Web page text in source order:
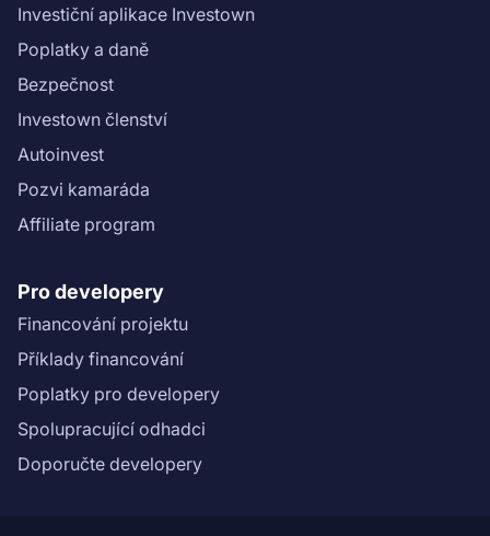
Investiční aplikace Investown
Poplatky a daně
Bezpečnost
Investown členství
Autoinvest
Pozvi kamaráda
Affiliate program
Pro developery
Financování projektu
Příklady financování
Poplatky pro developery
Spolupracující odhadci
Doporučte developery